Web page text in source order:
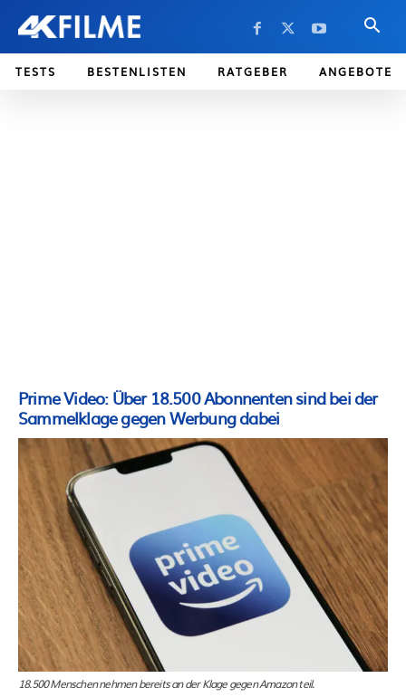
TESTS BESTENLISTEN RATGEBER ANGEBOTE
Prime Video: Über 18.500 Abonnenten sind bei der
Sammelklage gegen Werbung dabei
18.500 Menschen nehmen bereits an der Klage gegen Amazon teil.